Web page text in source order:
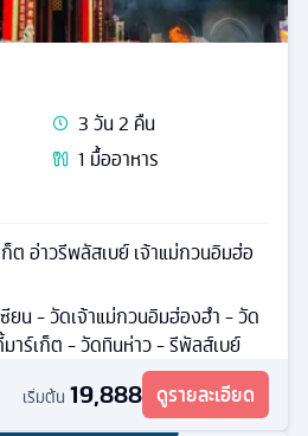
3วัน2 คืน
1 มื้ออาหาร
ต อ่าวรีพลัสเบย์ เจ้าแม่กวนอิมฮ่อ
ยน - วัดเจ้าแม่กวนอิมฮ่องฮำ - วัด
าร์เก็ต - วัดทินห่าว - รีพัลส์เบย์
เริ่มต้น 19,888 ดูรายละเอียด